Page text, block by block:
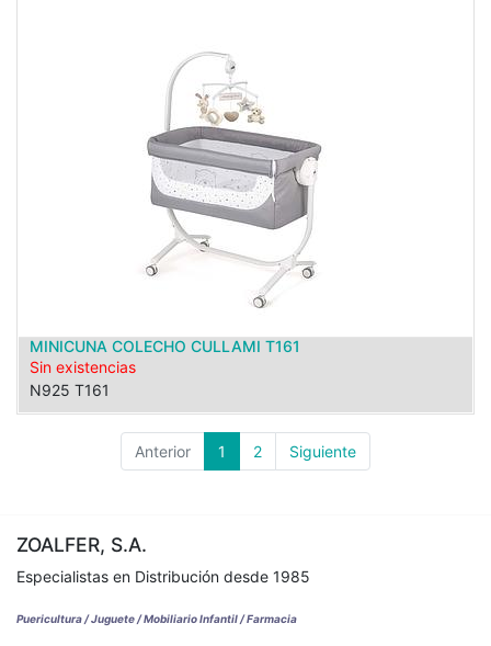
MINICUNA COLECHO CULLAMI T161
Sin existencias
N925 T161
Anterior 1 2 Siguiente
ZOALFER, S.A.
Especialistas en Distribución desde 1985
Puericultura / Juguete / Mobiliario Infantil / Farmacia